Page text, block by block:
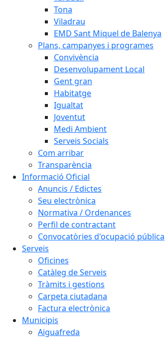
Tona
Viladrau
EMD Sant Miquel de Balenya
Plans, campanyes i programes
Convivència
Desenvolupament Local
Gent gran
Habitatge
Igualtat
Joventut
Medi Ambient
Serveis Socials
Com arribar
Transparència
Informació Oficial
Anuncis / Edictes
Seu electrònica
Normativa / Ordenances
Perfil de contractant
Convocatòries d'ocupació pública
Serveis
Oficines
Catàleg de Serveis
Tràmits i gestions
Carpeta ciutadana
Factura electrònica
Municipis
Aiguafreda